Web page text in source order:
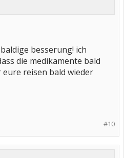
besserung! ich
die medikamente bald
reisen bald wieder
#10